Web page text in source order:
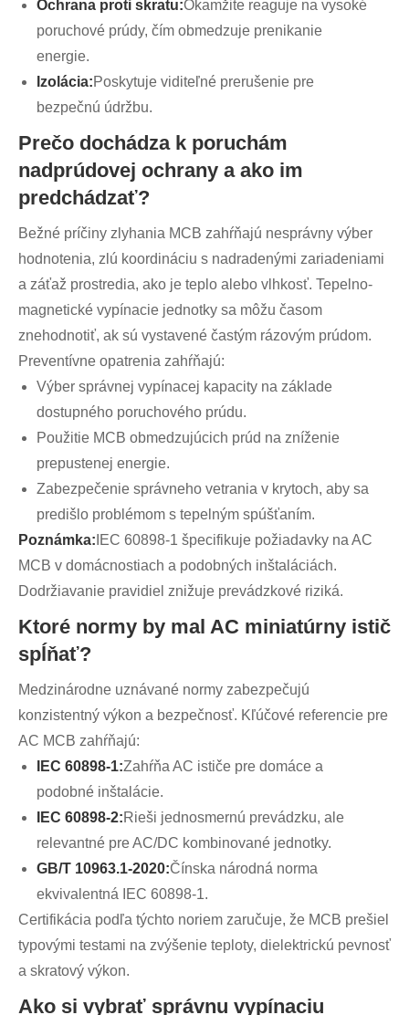
Ochrana proti skratu:Okamžite reaguje na vysoké
poruchové prúdy, čím obmedzuje prenikanie
energie.
Izolácia:Poskytuje viditeľné prerušenie pre
bezpečnú údržbu.
Prečo dochádza k poruchám
nadprúdovej ochrany a ako im
predchádzať?
Bežné príčiny zlyhania MCB zahŕňajú nesprávny výber
hodnotenia, zlú koordináciu s nadradenými zariadeniami
a záťaž prostredia, ako je teplo alebo vlhkosť. Tepelno-
magnetické vypínacie jednotky sa môžu časom
znehodnotiť, ak sú vystavené častým rázovým prúdom.
Preventívne opatrenia zahŕňajú:
Výber správnej vypínacej kapacity na základe
dostupného poruchového prúdu.
Použitie MCB obmedzujúcich prúd na zníženie
prepustenej energie.
Zabezpečenie správneho vetrania v krytoch, aby sa
predišlo problémom s tepelným spúšťaním.
Poznámka: IEC 60898-1 špecifikuje požiadavky na AC
MCB v domácnostiach a podobných inštaláciách.
Dodržiavanie pravidiel znižuje prevádzkové riziká.
Ktoré normy by mal AC miniatúrny istič
spĺňať?
Medzinárodne uznávané normy zabezpečujú
konzistentný výkon a bezpečnosť. Kľúčové referencie pre
AC MCB zahŕňajú:
IEC 60898-1:Zahŕňa AC ističe pre domáce a
podobné inštalácie.
IEC 60898-2:Rieši jednosmernú prevádzku, ale
relevantné pre AC/DC kombinované jednotky.
GB/T 10963.1-2020:Čínska národná norma
ekvivalentná IEC 60898-1.
Certifikácia podľa týchto noriem zaručuje, že MCB prešiel
typovými testami na zvýšenie teploty, dielektrickú pevnosť
a skratový výkon.
Ako si vybrať správnu vypínaciu